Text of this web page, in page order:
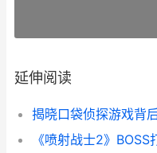
延伸阅读
揭晓口袋侦探游戏背
《喷射战士2》